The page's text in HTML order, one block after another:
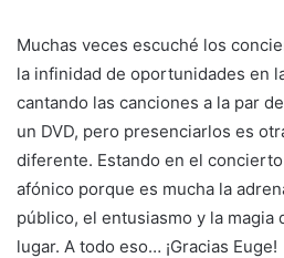
Muchas veces escuché los
la infinidad de oportunidades en
cantando las canciones a la par
un DVD, pero presenciarlos es
diferente. Estando en el
afónico porque es mucha la
público, el entusiasmo y la magia
lugar. A todo eso… ¡Gracias Euge!